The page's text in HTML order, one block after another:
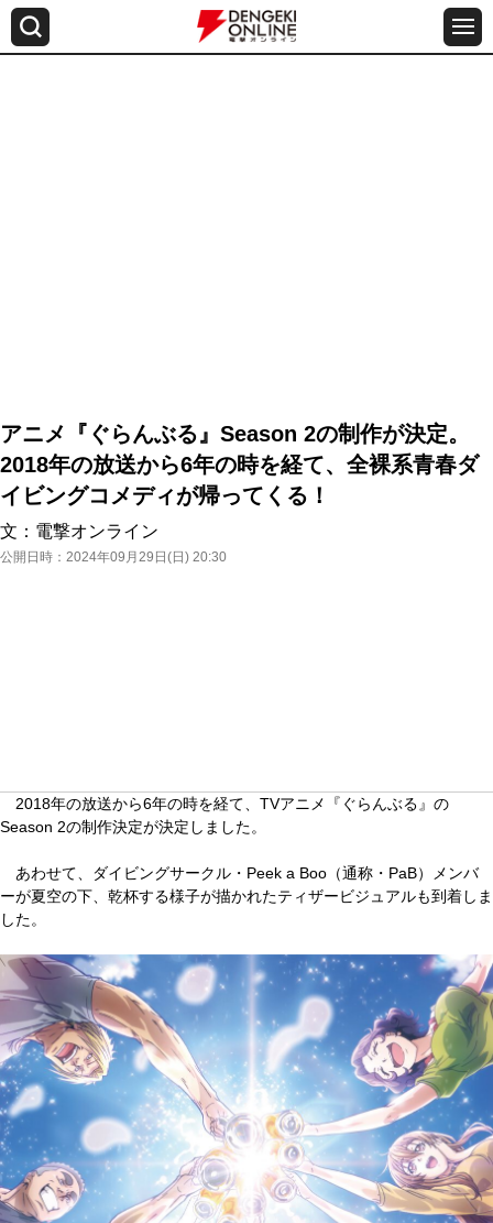
アニメ『ぐらんぶる』Season 2の制作が決定。
2018年の放送から6年の時を経て、全裸系青春ダ
イビングコメディが帰ってくる！
文： 電撃オンライン
公開日時： 2024年09月29日(日) 20:30
2018年の放送から6年の時を経て、TVアニメ『ぐらんぶる』の
Season 2の制作決定が決定しました。
あわせて、ダイビングサークル・Peek a Boo（通称・PaB）メンバ
ーが夏空の下、乾杯する様子が描かれたティザービジュアルも到着しま
した。